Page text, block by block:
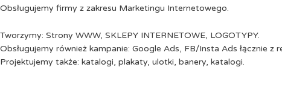
Obsługujemy firmy z zakresu Marketingu Internetowego.
Tworzymy: Strony WWW, SKLEPY INTERNETOWE, LOGOTYPY.
Obsługujemy również kampanie: Google Ads, FB/Insta Ads łącznie z
Projektujemy także: katalogi, plakaty, ulotki, banery, katalogi.